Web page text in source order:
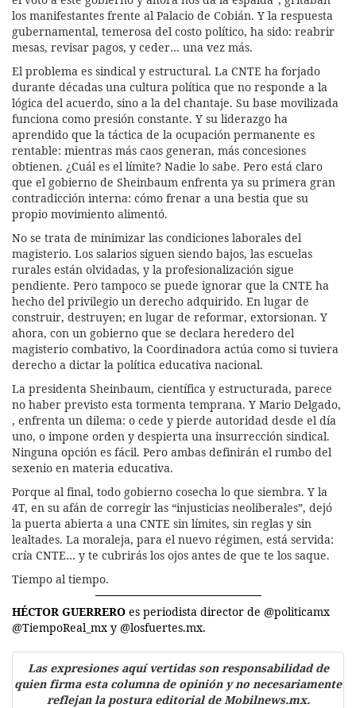
los manifestantes frente al Palacio de Cobián. Y la respuesta
gubernamental, temerosa del costo político, ha sido: reabrir
mesas, revisar pagos, y ceder… una vez más.
El problema es sindical y estructural. La CNTE ha forjado
durante décadas una cultura política que no responde a la
lógica del acuerdo, sino a la del chantaje. Su base movilizada
funciona como presión constante. Y su liderazgo ha
aprendido que la táctica de la ocupación permanente es
rentable: mientras más caos generan, más concesiones
obtienen. ¿Cuál es el límite? Nadie lo sabe. Pero está claro
que el gobierno de Sheinbaum enfrenta ya su primera gran
contradicción interna: cómo frenar a una bestia que su
propio movimiento alimentó.
No se trata de minimizar las condiciones laborales del
magisterio. Los salarios siguen siendo bajos, las escuelas
rurales están olvidadas, y la profesionalización sigue
pendiente. Pero tampoco se puede ignorar que la CNTE ha
hecho del privilegio un derecho adquirido. En lugar de
construir, destruyen; en lugar de reformar, extorsionan. Y
ahora, con un gobierno que se declara heredero del
magisterio combativo, la Coordinadora actúa como si tuviera
derecho a dictar la política educativa nacional.
La presidenta Sheinbaum, científica y estructurada, parece
no haber previsto esta tormenta temprana. Y Mario Delgado,
, enfrenta un dilema: o cede y pierde autoridad desde el día
uno, o impone orden y despierta una insurrección sindical.
Ninguna opción es fácil. Pero ambas definirán el rumbo del
sexenio en materia educativa.
Porque al final, todo gobierno cosecha lo que siembra. Y la
4T, en su afán de corregir las “injusticias neoliberales”, dejó
la puerta abierta a una CNTE sin límites, sin reglas y sin
lealtades. La moraleja, para el nuevo régimen, está servida:
cría CNTE… y te cubrirás los ojos antes de que te los saque.
Tiempo al tiempo.
HÉCTOR GUERRERO es periodista director de @politicamx
@TiempoReal_mx y @losfuertes.mx.
Las expresiones aquí vertidas son responsabilidad de
quien firma esta columna de opinión y no necesariamente
reflejan la postura editorial de Mobilnews.mx.